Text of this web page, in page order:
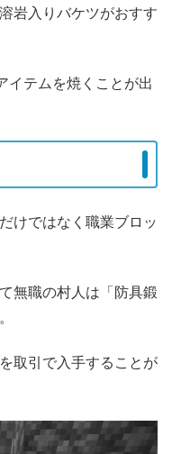
岩入りバケツがおすす
イテムを焼くことが出
けではなく職業ブロッ
無職の村人は「防具鍛
取引で入手することが